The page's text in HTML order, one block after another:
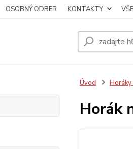
OSOBNÝ ODBER KONTAKTY
Úvod Horáky
Horák